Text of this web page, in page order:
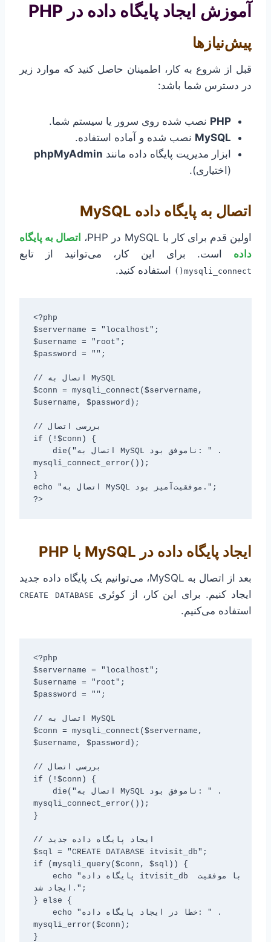
آموزش ایجاد پایگاه داده در PHP
پیش‌نیازها
قبل از شروع به کار، اطمینان حاصل کنید که موارد زیر
در دسترس شما باشد:
PHP نصب شده روی سرور یا سیستم شما.
MySQL نصب شده و آماده استفاده.
ابزار مدیریت پایگاه داده مانند phpMyAdmin
(اختیاری).
اتصال به پایگاه داده MySQL
اولین قدم برای کار با MySQL در PHP،
اتصال به پایگاه
داده است. برای این کار، می‌توانید از تابع
mysqli_connect() استفاده کنید.
<?php
$servername = "localhost";
$username = "root";
$password = "";
// اتصال به MySQL
$conn = mysqli_connect($servername,
$username, $password);
// بررسی اتصال
if (!$conn) {
mysqli_connect_error());
}
echo "اتصال به MySQL موفقیت‌آمیز بود.";
ایجاد پایگاه داده در MySQL با PHP
بعد از اتصال به MySQL، می‌توانیم یک پایگاه داده جدید
ایجاد کنیم. برای این کار، از کوئری
CREATE DATABASE
استفاده می‌کنیم.
<?php
$servername = "localhost";
$username = "root";
$password = "";
// اتصال به MySQL
$conn = mysqli_connect($servername,
$username, $password);
// بررسی اتصال
if (!$conn) {
mysqli_connect_error());
}
// ایجاد پایگاه داده جدید
$sql = "CREATE DATABASE itvisit_db";
if (mysqli_query($conn, $sql)) {
ایجاد شد.";
} else {
mysqli_error($conn);
}